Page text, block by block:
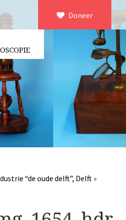
×
Home
ons
instrumenten
Doneer
“de oude delft”, Delft »